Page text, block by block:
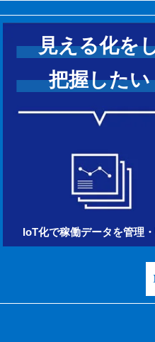
見える化を
把握したい
IoT化で稼働データを管理